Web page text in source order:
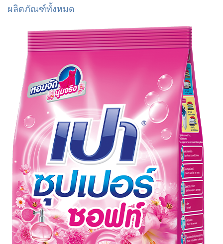
ผลิตภัณฑ์ทั้งหมด